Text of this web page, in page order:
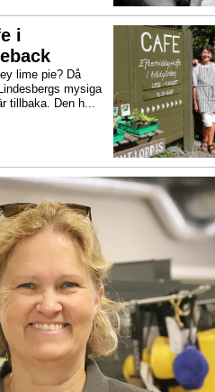
i
lime pie? Då
mysiga
tillbaka. Den h...